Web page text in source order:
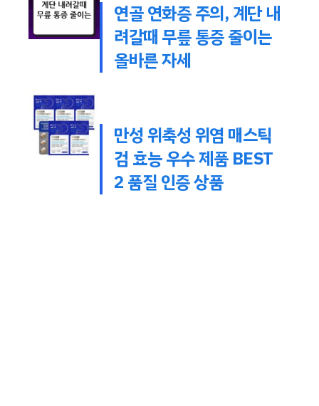
연골 연화증 주의, 계단 내
려갈때 무릎 통증 줄이는
올바른 자세
만성 위축성 위염 매스틱
검 효능 우수 제품 BEST
2 품질 인증 상품